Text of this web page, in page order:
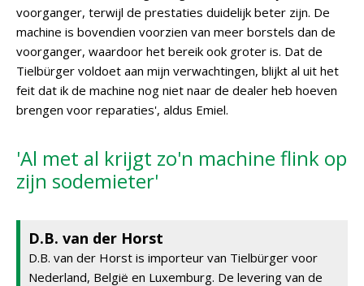
voorganger, terwijl de prestaties duidelijk beter zijn. De
machine is bovendien voorzien van meer borstels dan de
voorganger, waardoor het bereik ook groter is. Dat de
Tielbürger voldoet aan mijn verwachtingen, blijkt al uit het
feit dat ik de machine nog niet naar de dealer heb hoeven
brengen voor reparaties', aldus Emiel.
'Al met al krijgt zo'n machine flink op
zijn sodemieter'
D.B. van der Horst
D.B. van der Horst is importeur van Tielbürger voor
Nederland, België en Luxemburg. De levering van de